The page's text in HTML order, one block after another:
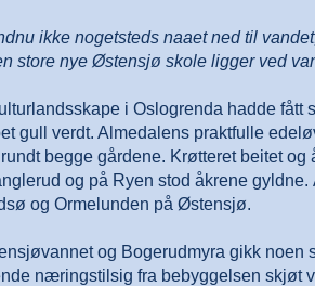
ikke nogetsteds naaet ned til
store nye Østensjø skole ligger ved
i Oslogrenda hadde
gull verdt. Almedalens praktfulle
begge gårdene. Krøtteret beitet
og på Ryen stod åkrene
og Ormelunden på Østensjø.
og Bogerudmyra gikk noen
næringstilsig fra bebyggelsen skjøt